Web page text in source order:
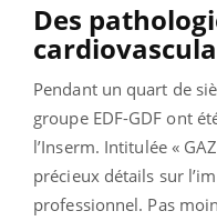
Des
Pendant un quart de
groupe EDF-GDF ont
l’Inserm. Intitulée «
précieux détails sur
professionnel. Pas